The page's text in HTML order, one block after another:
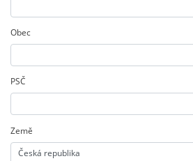
Obec
PSČ
Země